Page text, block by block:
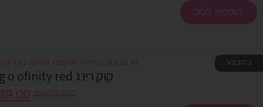
הוספה לסל
במבצע
קוק רינג Screaning o ofinity red